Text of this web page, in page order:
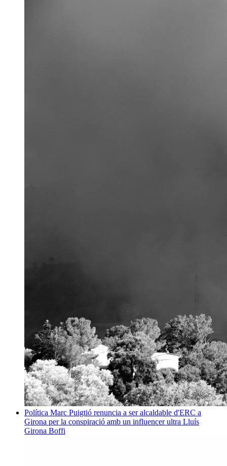
Política Marc Puigtió renuncia a ser alcaldable d'ERC a
Girona per la conspiració amb un influencer ultra Lluís
Girona Boffi